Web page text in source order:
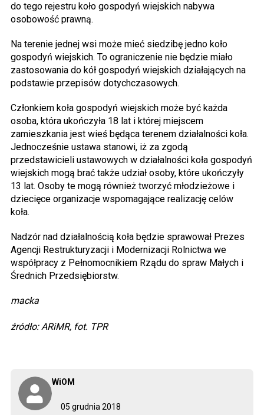
05 grudnia 2018
WiOM
do tego rejestru koło gospodyń wiejskich nabywa
osobowość prawną.
Na terenie jednej wsi może mieć siedzibę jedno koło
gospodyń wiejskich. To ograniczenie nie będzie miało
zastosowania do kół gospodyń wiejskich działających na
podstawie przepisów dotychczasowych.
Członkiem koła gospodyń wiejskich może być każda
osoba, która ukończyła 18 lat i której miejscem
zamieszkania jest wieś będąca terenem działalności koła.
Jednocześnie ustawa stanowi, iż za zgodą
przedstawicieli ustawowych w działalności koła gospodyń
wiejskich mogą brać także udział osoby, które ukończyły
13 lat. Osoby te mogą również tworzyć młodzieżowe i
dziecięce organizacje wspomagające realizację celów
koła.
Nadzór nad działalnością koła będzie sprawował Prezes
Agencji Restrukturyzacji i Modernizacji Rolnictwa we
współpracy z Pełnomocnikiem Rządu do spraw Małych i
Średnich Przedsiębiorstw.
macka
źródło: ARiMR, fot. TPR